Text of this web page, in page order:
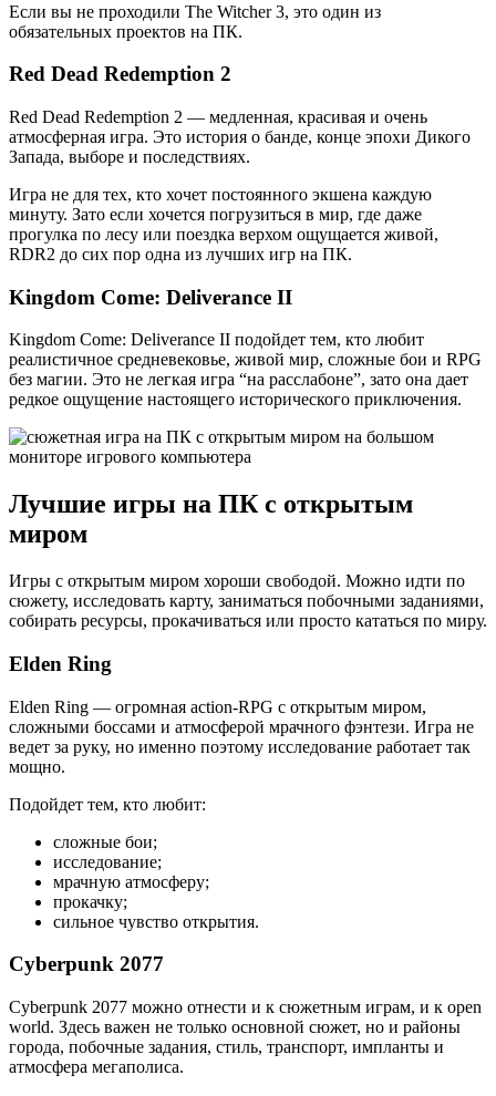
Если вы не проходили The Witcher 3, это один из
обязательных проектов на ПК.
Red Dead Redemption 2
Red Dead Redemption 2 — медленная, красивая и очень
атмосферная игра. Это история о банде, конце эпохи Дикого
Запада, выборе и последствиях.
Игра не для тех, кто хочет постоянного экшена каждую
минуту. Зато если хочется погрузиться в мир, где даже
прогулка по лесу или поездка верхом ощущается живой,
RDR2 до сих пор одна из лучших игр на ПК.
Kingdom Come: Deliverance II
Kingdom Come: Deliverance II подойдет тем, кто любит
реалистичное средневековье, живой мир, сложные бои и RPG
без магии. Это не легкая игра “на расслабоне”, зато она дает
редкое ощущение настоящего исторического приключения.
Лучшие игры на ПК с открытым
миром
Игры с открытым миром хороши свободой. Можно идти по
сюжету, исследовать карту, заниматься побочными заданиями,
собирать ресурсы, прокачиваться или просто кататься по миру.
Elden Ring
Elden Ring — огромная action-RPG с открытым миром,
сложными боссами и атмосферой мрачного фэнтези. Игра не
ведет за руку, но именно поэтому исследование работает так
мощно.
Подойдет тем, кто любит:
сложные бои;
исследование;
мрачную атмосферу;
прокачку;
сильное чувство открытия.
Cyberpunk 2077
Cyberpunk 2077 можно отнести и к сюжетным играм, и к open
world. Здесь важен не только основной сюжет, но и районы
города, побочные задания, стиль, транспорт, импланты и
атмосфера мегаполиса.